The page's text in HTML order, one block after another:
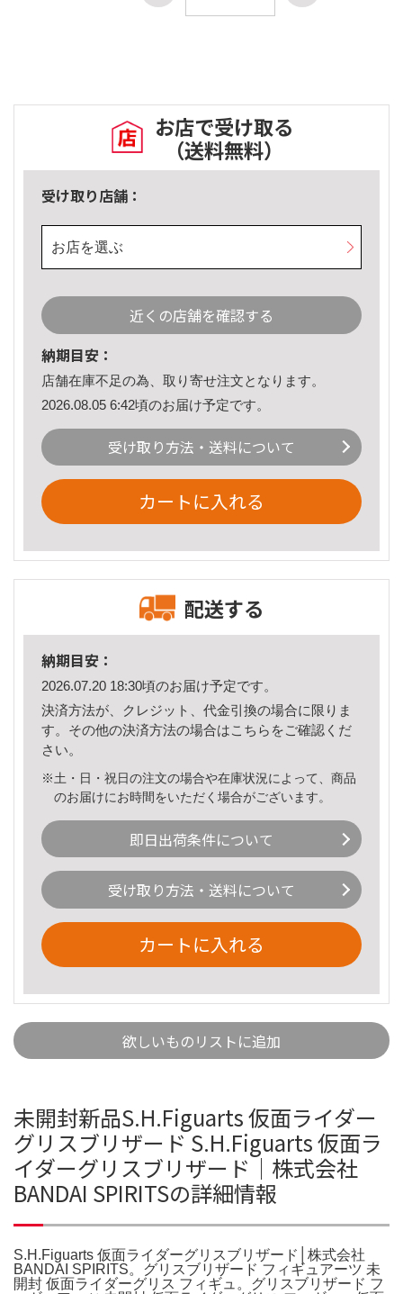
お店で受け取る
（送料無料）
受け取り店舗：
お店を選ぶ
近くの店舗を確認する
納期目安：
店舗在庫不足の為、取り寄せ注文となります。
2026.08.05 6:42頃のお届け予定です。
受け取り方法・送料について
カートに入れる
配送する
納期目安：
2026.07.20 18:30頃のお届け予定です。
決済方法が、クレジット、代金引換の場合に限りま
す。その他の決済方法の場合はこちら をご確認くだ
さい。
※土・日・祝日の注文の場合や在庫状況によって、商品
のお届けにお時間をいただく場合がございます。
即日出荷条件について
受け取り方法・送料について
カートに入れる
欲しいものリストに追加
未開封新品S.H.Figuarts 仮面ライダー
グリスブリザード S.H.Figuarts 仮面ラ
イダーグリスブリザード│株式会社
BANDAI SPIRITSの詳細情報
S.H.Figuarts 仮面ライダーグリスブリザード│株式会社
BANDAI SPIRITS。グリスブリザード フィギュアーツ 未
開封 仮面ライダーグリス フィギュ。グリスブリザード フ